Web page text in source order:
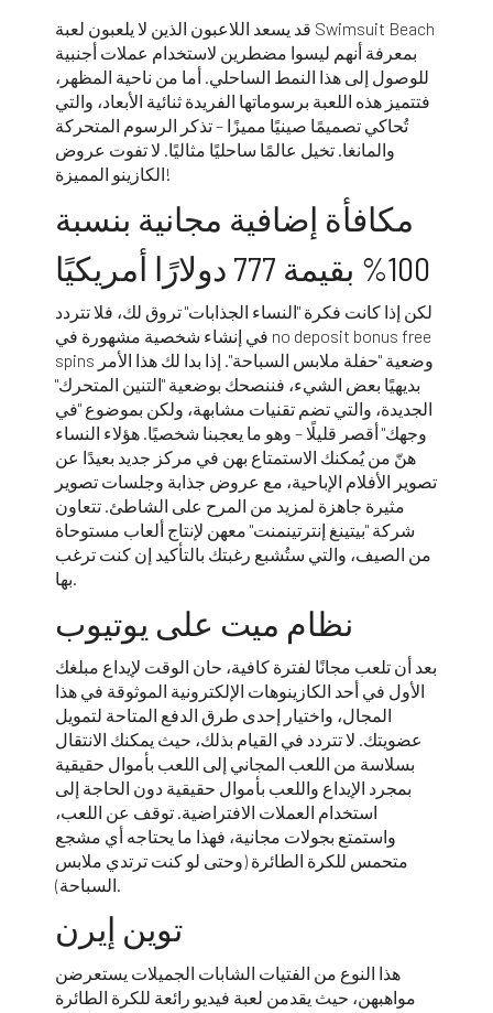
قد يسعد اللاعبون الذين لا يلعبون لعبة Swimsuit Beach
بمعرفة أنهم ليسوا مضطرين لاستخدام عملات أجنبية
للوصول إلى هذا النمط الساحلي. أما من ناحية المظهر،
فتتميز هذه اللعبة برسوماتها الفريدة ثنائية الأبعاد، والتي
تُحاكي تصميمًا صينيًا مميزًا – تذكر الرسوم المتحركة
والمانغا. تخيل عالمًا ساحليًا مثاليًا. لا تفوت عروض
الكازينو المميزة!
مكافأة إضافية مجانية بنسبة
100% بقيمة 777 دولارًا أمريكيًا
لكن إذا كانت فكرة "النساء الجذابات" تروق لك، فلا تتردد
no deposit bonus free
spins
بديهيًا بعض الشيء، فننصحك بوضعية "التنين المتحرك"
الجديدة، والتي تضم تقنيات مشابهة، ولكن بموضوع "في
وجهك" أقصر قليلًا – وهو ما يعجبنا شخصيًا. هؤلاء النساء
هنّ من يُمكنك الاستمتاع بهن في مركز جديد بعيدًا عن
تصوير الأفلام الإباحية، مع عروض جذابة وجلسات تصوير
مثيرة جاهزة لمزيد من المرح على الشاطئ. تتعاون
شركة "بيتينغ إنترتينمنت" معهن لإنتاج ألعاب مستوحاة
من الصيف، والتي ستُشبع رغبتك بالتأكيد إن كنت ترغب
بها.
نظام ميت على يوتيوب
بعد أن تلعب مجانًا لفترة كافية، حان الوقت لإيداع مبلغك
الأول في أحد الكازينوهات الإلكترونية الموثوقة في هذا
المجال، واختيار إحدى طرق الدفع المتاحة لتمويل
عضويتك. لا تتردد في القيام بذلك، حيث يمكنك الانتقال
بسلاسة من اللعب المجاني إلى اللعب بأموال حقيقية
بمجرد الإيداع واللعب بأموال حقيقية دون الحاجة إلى
استخدام العملات الافتراضية. توقف عن اللعب،
واستمتع بجولات مجانية، فهذا ما يحتاجه أي مشجع
متحمس للكرة الطائرة (وحتى لو كنت ترتدي ملابس
السباحة).
توين إيرن
هذا النوع من الفتيات الشابات الجميلات يستعرضن
مواهبهن، حيث يقدمن لعبة فيديو رائعة للكرة الطائرة